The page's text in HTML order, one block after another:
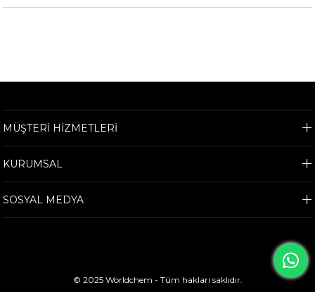
MÜŞTERİ HİZMETLERİ
KURUMSAL
SOSYAL MEDYA
© 2025 Worldchem - Tüm hakları saklıdır.